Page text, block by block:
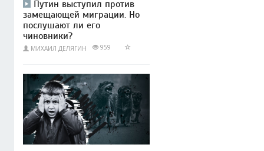
Путин выступил против
замещающей миграции. Но
послушают ли его
чиновники?
МИХАИЛ ДЕЛЯГИН 959